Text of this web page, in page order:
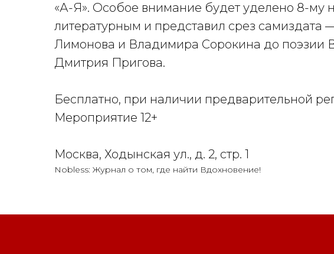
«А-Я». Особое внимание будет уделено 8-му
литературным и представил срез самиздата
Лимонова и Владимира Сорокина до поэзии
Дмитрия Пригова.
Бесплатно, при наличии предварительной
Мероприятие 12+
Москва, Ходынская ул., д. 2, стр. 1
Nobless: Журнал о том, где найти Вдохновение!